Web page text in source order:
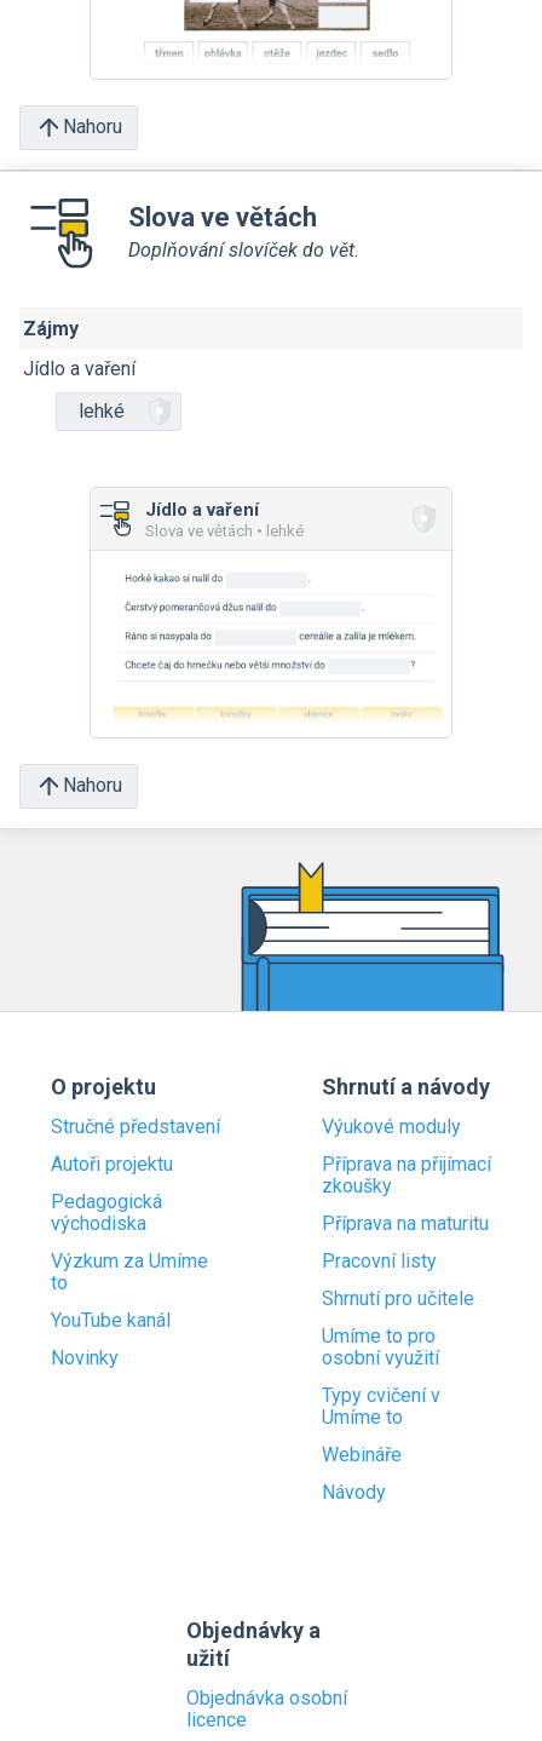
Nahoru
Slova ve větách
Doplňování slovíček do vět.
Zájmy
Jídlo a vaření
lehké
Jídlo a vaření
Slova ve větách • lehké
Nahoru
O projektu
Stručné představení
Autoři projektu
Pedagogická
východiska
Výzkum za Umíme
to
YouTube kanál
Novinky
Shrnutí a návody
Výukové moduly
Příprava na přijímací
zkoušky
Příprava na maturitu
Pracovní listy
Shrnutí pro učitele
Umíme to pro
osobní využití
Typy cvičení v
Umíme to
Webináře
Návody
Objednávky a
užití
Objednávka osobní
licence